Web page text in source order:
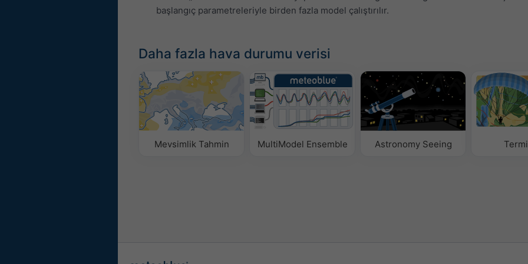
başlangıç parametreleriyle birden fazla model çalıştırılır.
Daha fazla hava durumu verisi
Mevsimlik Tahmin MultiModel Ensemble Astronomy Seeing